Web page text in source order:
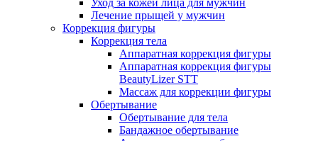
Уход за кожей лица для мужчин
Лечение прыщей у мужчин
Коррекция фигуры
Коррекция тела
Аппаратная коррекция фигуры
Аппаратная коррекция фигуры
BeautyLizer STT
Массаж для коррекции фигуры
Обертывание
Обертывание для тела
Бандажное обертывание